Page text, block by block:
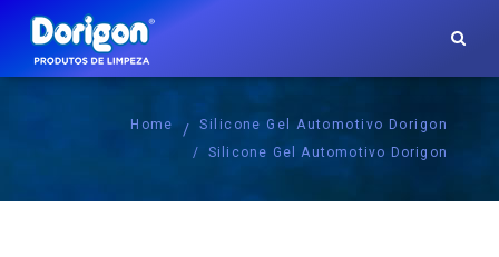
Home
Silicone Gel Automotivo Dorigon
Silicone Gel Automotivo Dorigon